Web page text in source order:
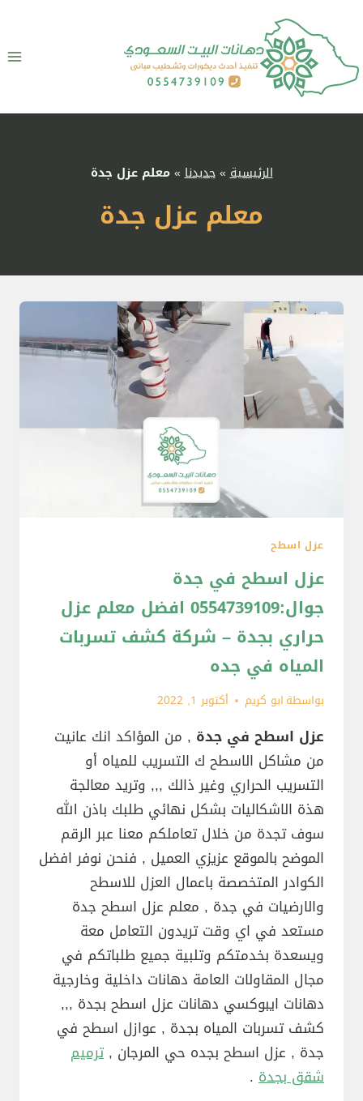
المحتوى
الرئيسية»جديدنا»معلم عزل جدة
معلم عزل جدة
عزل اسطح
عزل اسطح في جدة
جوال:0554739109 افضل معلم عزل
حراري بجدة – شركة كشف تسربات
المياه في جده
بواسطة ابو كريم أكتوبر 1, 2022
عزل اسطح في جدة , من المؤاكد انك عانيت
من مشاكل الاسطح ك التسريب للمياه أو
التسريب الحراري وغير ذالك ,,, وتريد معالجة
هذة الاشكاليات بشكل نهائي طلبك باذن الله
سوف تجدة من خلال تعاملكم معنا عبر الرقم
الموضح بالموقع عزيزي العميل , فنحن نوفر افضل
الكوادر المتخصصة باعمال العزل للاسطح
والارضيات في جدة , معلم عزل اسطح جدة
مستعد في اي وقت تريدون التعامل معة
ويسعدة بخدمتكم وتلبية جميع طلباتكم في
مجال المقاولات العامة دهانات داخلية وخارجية
دهانات ايبوكسي دهانات عزل اسطح بجدة ,,,
كشف تسربات المياه بجدة , عوازل اسطح في
جدة , عزل اسطح بجده حي المرجان , ترميم
شقق بجدة .